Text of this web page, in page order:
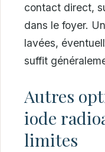
contact direct,
dans le foyer.
lavées,
suffit
Autres
iode
limites